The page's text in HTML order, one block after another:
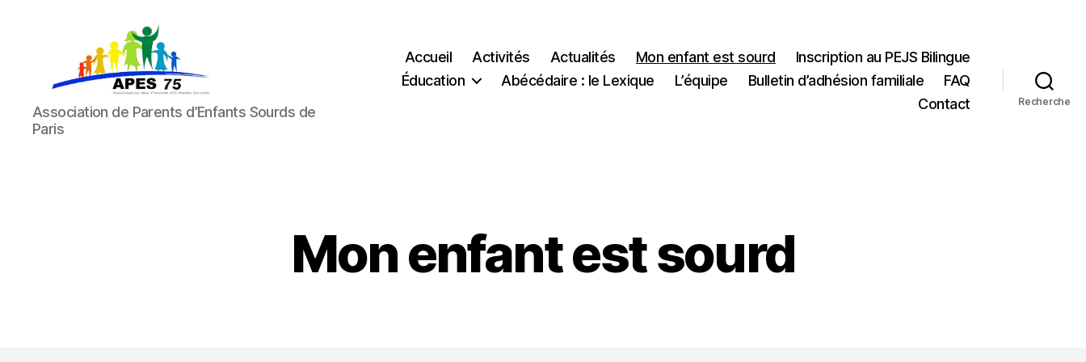
APES
75
Association de Parents d’Enfants Sourds de
Paris
Accueil Activités Actualités Mon enfant est sourd
Inscription au PEJS Bilingue
Éducation
Abécédaire : le Lexique L’équipe Bulletin d’adhésion familiale
FAQ
Contact
Recherche
Mon enfant est sourd